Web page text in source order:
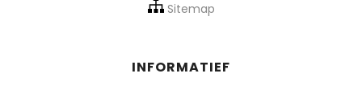
Sitemap
INFORMATIEF